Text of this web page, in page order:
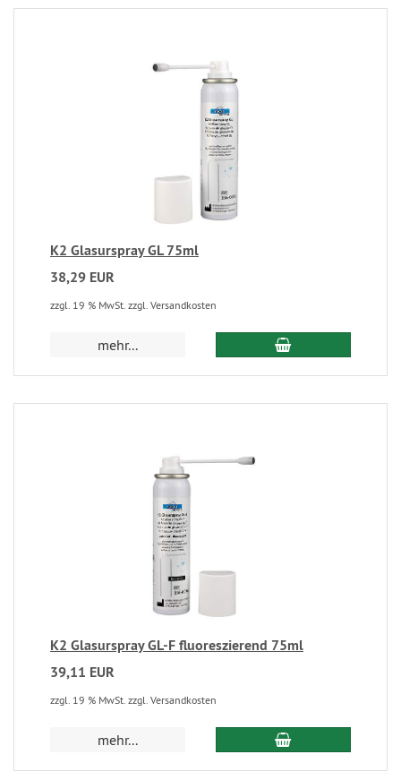
K2 Glasurspray GL 75ml
38,29 EUR
zzgl. 19 % MwSt. zzgl. Versandkosten
mehr...
K2 Glasurspray GL-F fluoreszierend 75ml
39,11 EUR
zzgl. 19 % MwSt. zzgl. Versandkosten
mehr...